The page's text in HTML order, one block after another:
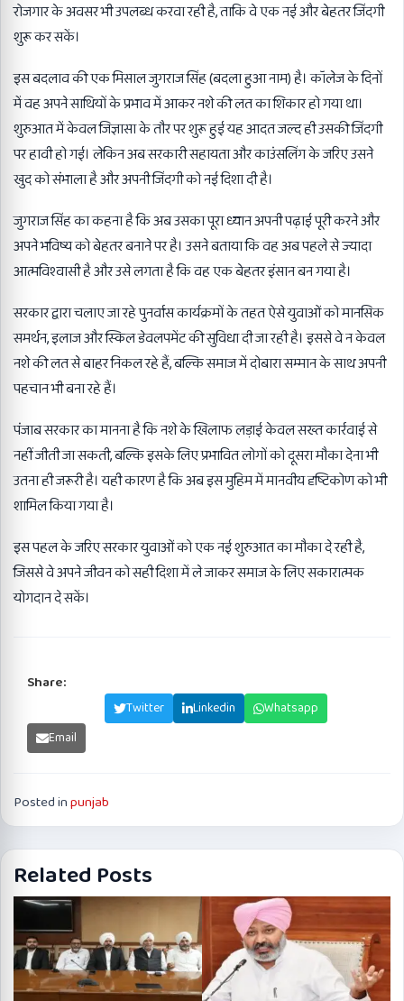
रोजगार के अवसर भी उपलब्ध करवा रही है, ताकि वे एक नई और बेहतर जिंदगी
शुरू कर सकें।
इस बदलाव की एक मिसाल जुगराज सिंह (बदला हुआ नाम) है। कॉलेज के दिनों
में वह अपने साथियों के प्रभाव में आकर नशे की लत का शिकार हो गया था।
शुरुआत में केवल जिज्ञासा के तौर पर शुरू हुई यह आदत जल्द ही उसकी जिंदगी
पर हावी हो गई। लेकिन अब सरकारी सहायता और काउंसलिंग के जरिए उसने
खुद को संभाला है और अपनी जिंदगी को नई दिशा दी है।
जुगराज सिंह का कहना है कि अब उसका पूरा ध्यान अपनी पढ़ाई पूरी करने और
अपने भविष्य को बेहतर बनाने पर है। उसने बताया कि वह अब पहले से ज्यादा
आत्मविश्वासी है और उसे लगता है कि वह एक बेहतर इंसान बन गया है।
सरकार द्वारा चलाए जा रहे पुनर्वास कार्यक्रमों के तहत ऐसे युवाओं को मानसिक
समर्थन, इलाज और स्किल डेवलपमेंट की सुविधा दी जा रही है। इससे वे न केवल
नशे की लत से बाहर निकल रहे हैं, बल्कि समाज में दोबारा सम्मान के साथ अपनी
पहचान भी बना रहे हैं।
पंजाब सरकार का मानना है कि नशे के खिलाफ लड़ाई केवल सख्त कार्रवाई से
नहीं जीती जा सकती, बल्कि इसके लिए प्रभावित लोगों को दूसरा मौका देना भी
उतना ही जरूरी है। यही कारण है कि अब इस मुहिम में मानवीय दृष्टिकोण को भी
शामिल किया गया है।
इस पहल के जरिए सरकार युवाओं को एक नई शुरुआत का मौका दे रही है,
जिससे वे अपने जीवन को सही दिशा में ले जाकर समाज के लिए सकारात्मक
योगदान दे सकें।
Share:
Twitter Linkedin
Whatsapp
Email
Posted inpunjab
Related Posts